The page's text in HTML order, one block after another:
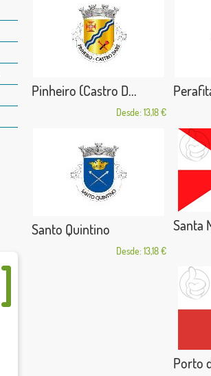
Pinheiro (Castro D...
Desde: 13,18 €
Santo Quintino
Desde: 13,18 €
Santa
Porto